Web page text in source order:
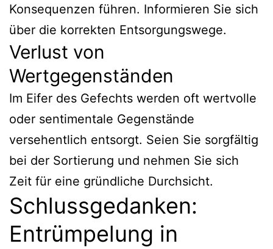
Konsequenzen führen. Informieren Sie sich
über die korrekten Entsorgungswege.
Verlust von
Wertgegenständen
Im Eifer des Gefechts werden oft wertvolle
oder sentimentale Gegenstände
versehentlich entsorgt. Seien Sie sorgfältig
bei der Sortierung und nehmen Sie sich
Zeit für eine gründliche Durchsicht.
Schlussgedanken:
Entrümpelung in